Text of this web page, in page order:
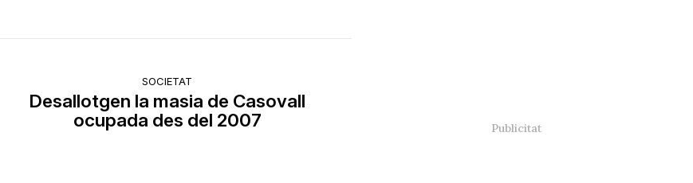
SOCIETAT
Desallotgen la masia de Casovall
ocupada des del 2007